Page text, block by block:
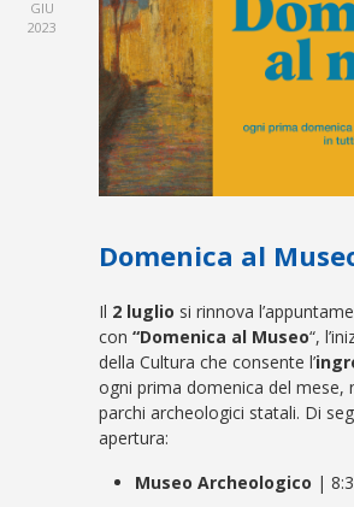
GIU
2023
Domenica al
Il 2 luglio si rinnova
con“Domenica al Museo“,
della Cultura che consente l’
ogni prima domenica del mese,
parchi archeologici statali. Di
apertura:
Museo Archeologico |